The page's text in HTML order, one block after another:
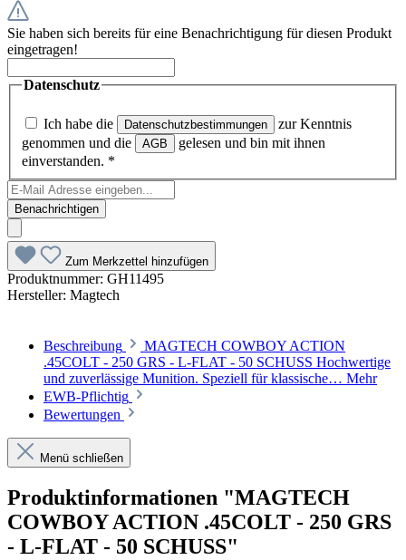
Sie haben sich bereits für eine Benachrichtigung für diesen Produkt
eingetragen!
Datenschutz
Ich habe die Datenschutzbestimmungen
zur Kenntnis
genommen und die
AGB
gelesen und bin mit ihnen
einverstanden. *
Benachrichtigen
Zum Merkzettel hinzufügen
Produktnummer: GH11495
Hersteller: Magtech
Beschreibung
MAGTECH COWBOY ACTION
.45COLT - 250 GRS - L-FLAT - 50 SCHUSS Hochwertige
und zuverlässige Munition. Speziell für klassische… Mehr
EWB-Pflichtig
Bewertungen
Menü schließen
Produktinformationen "MAGTECH
COWBOY ACTION .45COLT - 250 GRS
- L-FLAT - 50 SCHUSS"